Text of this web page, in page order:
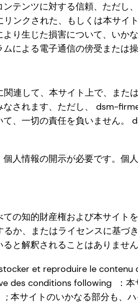
テンツに対する信頼、ただ
ンクされた、もしくは本サイ
より生じた損害について、い
による電子通信の傍受または
連して、本サイト上で、また
されます、ただし、 dsm-
て、一切の責任を負いません
人情報の開示が必要です。
の知的財産権および本サイ
か、またはライセンスに基
と解釈されることはありません
et reproduire le
des conditions following ：本
本サイトのいかなる部分も、